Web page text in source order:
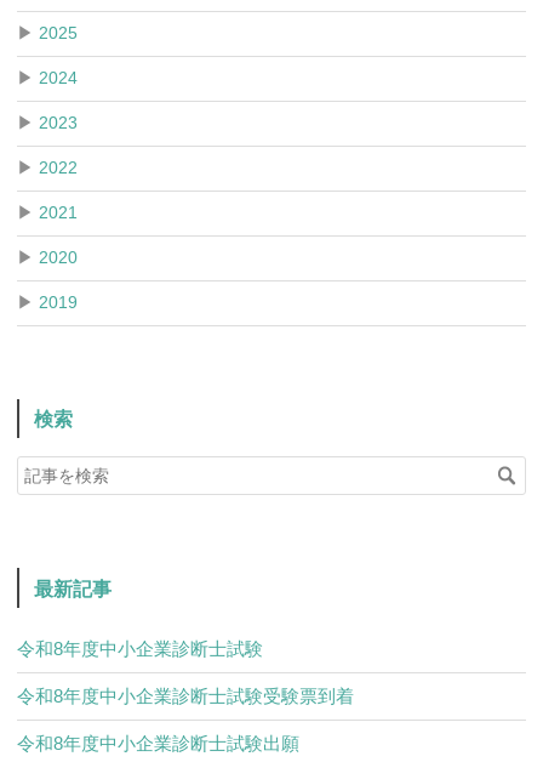
▶ 2025
▶ 2024
▶ 2023
▶ 2022
▶ 2021
▶ 2020
▶ 2019
検索
最新記事
令和8年度中小企業診断士試験
令和8年度中小企業診断士試験受験票到着
令和8年度中小企業診断士試験出願